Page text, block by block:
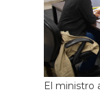
El ministro